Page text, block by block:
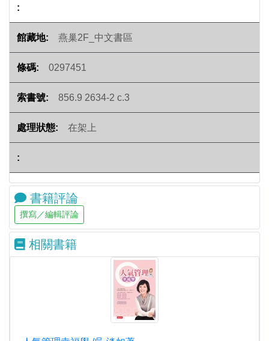
燕巢2F_中文書區
0297451
856.9 2634-2 c.3
在架上
書籍評論
相關書籍